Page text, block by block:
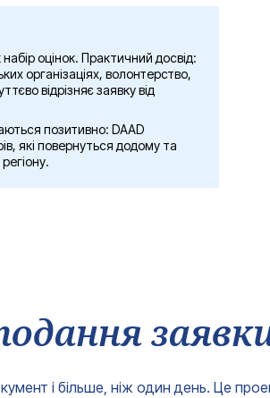
оцінок. Практичний досвід:
організаціях, волонтерство,
відрізняє заявку від
позитивно: DAAD
які повернуться додому та
і більше, ніж один день. Це